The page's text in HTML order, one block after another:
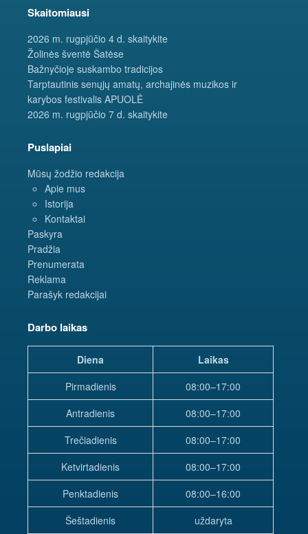
Skaitomiausi
2026 m. rugpjūčio 4 d. skaitykite
Žolinės šventė Šatėse
Bažnyčioje suskambo tradicijos
Tarptautinis senųjų amatų, archajinės muzikos ir
karybos festivalis APUOLĖ
2026 m. rugpjūčio 7 d. skaitykite
Puslapiai
Mūsų žodžio redakcija
Apie mus
Istorija
Kontaktai
Paskyra
Pradžia
Prenumerata
Reklama
Parašyk redakcijai
Darbo laikas
Diena
Laikas
Pirmadienis
08:00–17:00
Antradienis
08:00–17:00
Trečiadienis
08:00–17:00
Ketvirtadienis
08:00–17:00
Penktadienis
08:00–16:00
Šeštadienis
uždaryta